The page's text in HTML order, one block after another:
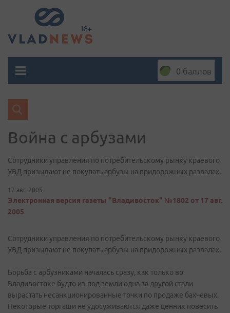
0 баллов
Война с арбузами
Сотрудники управления по потребительскому рынку краевого
УВД призывают не покупать арбузы на придорожных развалах.
17 авг. 2005
Электронная версия газеты "Владивосток" №1802 от 17 авг.
2005
Сотрудники управления по потребительскому рынку краевого
УВД призывают не покупать арбузы на придорожных развалах.
Борьба с арбузниками началась сразу, как только во
Владивостоке будто из-под земли одна за другой стали
вырастать несанкционированные точки по продаже бахчевых.
Некоторые торгаши не удосуживаются даже ценник повесить